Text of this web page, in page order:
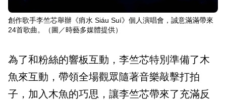
創作歌手李竺芯舉辦《痟水 Siáu Suí》個人演唱會，誠意滿滿帶來
24首歌曲。（圖／時藝多媒體提供）
為了和粉絲的響板互動，李竺芯特別準備了木
魚來互動，帶領全場觀眾隨著音樂敲擊打拍
子，加入木魚的巧思，讓李竺芯帶來了充滿反